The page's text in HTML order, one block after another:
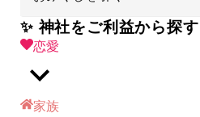
✨ 神社をご利益から探す
恋愛
家族